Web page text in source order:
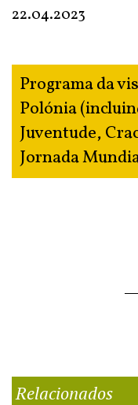
22.04.2023
Programa da
Polónia
Juventude,
Jornada
Relacionados